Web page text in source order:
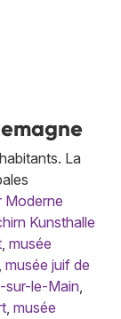
La
Moderne
Kunsthalle
, musée
, musée juif de
le-Main,
, musée